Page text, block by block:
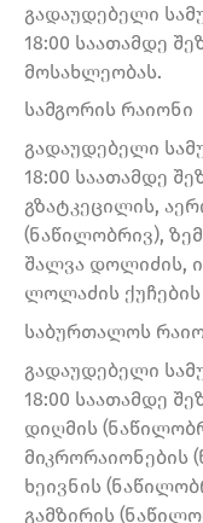
გადაუდებელი
18:00 საათამდე
მოსახლეობას.
სამგორის რაიონი
გადაუდებელი
18:00 საათამდე
გზატკეცილის,
(ნაწილობრივ),
შალვა დოლიძის,
ლოლაძის
საბურთალოს
გადაუდებელი
18:00 საათამდე
დიღმის
მიკრორაიონების
ხეივნის
გამზირის